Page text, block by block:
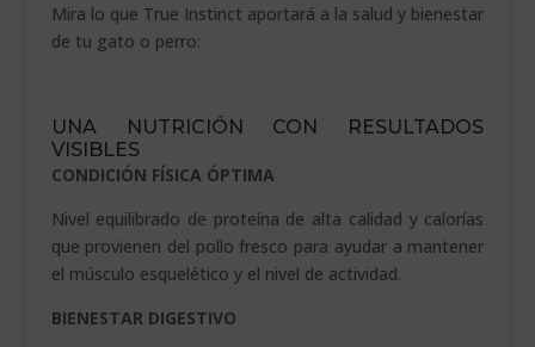
Mira lo que True Instinct aportará a la salud y bienestar
de tu gato o perro:
UNA NUTRICIÓN CON RESULTADOS
VISIBLES
CONDICIÓN FÍSICA ÓPTIMA
Nivel equilibrado de proteína de alta calidad y calorías
que provienen del pollo fresco para ayudar a mantener
el músculo esquelético y el nivel de actividad.
BIENESTAR DIGESTIVO